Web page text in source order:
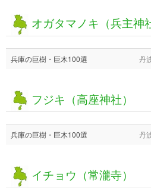
オガタマノキ（兵主神
兵庫の巨樹・巨木100選 丹
フジキ（高座神社）
兵庫の巨樹・巨木100選 丹
イチョウ（常瀧寺）